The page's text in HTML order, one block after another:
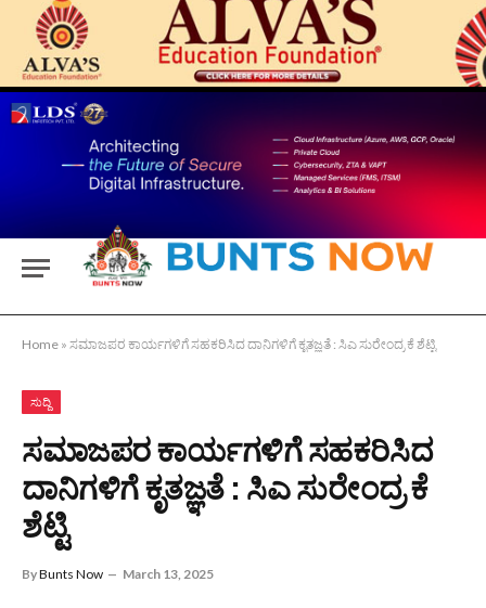
Home » ಸಮಾಜಪರ ಕಾರ್ಯಗಳಿಗೆ ಸಹಕರಿಸಿದ ದಾನಿಗಳಿಗೆ ಕೃತಜ್ಞತೆ : ಸಿಎ ಸುರೇಂದ್ರ ಕೆ ಶೆಟ್ಟಿ
ಸುದ್ದಿ
ಸಮಾಜಪರ ಕಾರ್ಯಗಳಿಗೆ ಸಹಕರಿಸಿದ
ದಾನಿಗಳಿಗೆ ಕೃತಜ್ಞತೆ : ಸಿಎ ಸುರೇಂದ್ರ ಕೆ
ಶೆಟ್ಟಿ
ByBunts Now March 13, 2025